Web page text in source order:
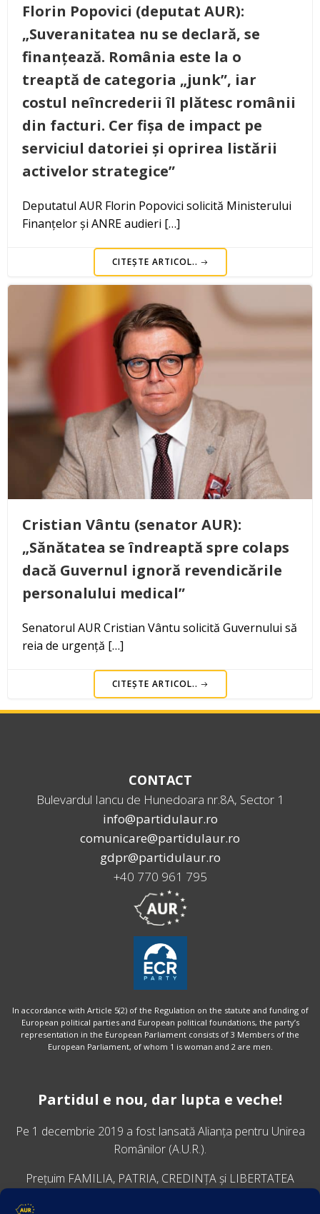
Florin Popovici (deputat AUR):
„Suveranitatea nu se declară, se
finanțează. România este la o
treaptă de categoria „junk”, iar
costul neîncrederii îl plătesc românii
din facturi. Cer fișa de impact pe
serviciul datoriei și oprirea listării
activelor strategice”
Deputatul AUR Florin Popovici solicită Ministerului
Finanțelor și ANRE audieri […]
CITEȘTE ARTICOL..
Cristian Vântu (senator AUR):
„Sănătatea se îndreaptă spre colaps
dacă Guvernul ignoră revendicările
personalului medical”
Senatorul AUR Cristian Vântu solicită Guvernului să
reia de urgență […]
CITEȘTE ARTICOL..
CONTACT
Bulevardul Iancu de Hunedoara nr.8A, Sector 1
info@partidulaur.ro
comunicare@partidulaur.ro
gdpr@partidulaur.ro
+40 770 961 795
In accordance with Article 5(2) of the Regulation on the statute and funding of
European political parties and European political foundations, the party’s
representation in the European Parliament consists of 3 Members of the
European Parliament, of whom 1 is woman and 2 are men.
Partidul e nou, dar lupta e veche!
Pe 1 decembrie 2019 a fost lansatăAlianța pentru Unirea
Românilor (A.U.R.).
Prețuim FAMILIA, PATRIA, CREDINȚA și LIBERTATEA